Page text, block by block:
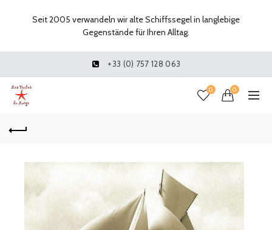
+33 (0) 757 128 063
0 0
Seit 2005 verwandeln wir alte Schiffssegel in langlebige
Gegenstände für Ihren Alltag.